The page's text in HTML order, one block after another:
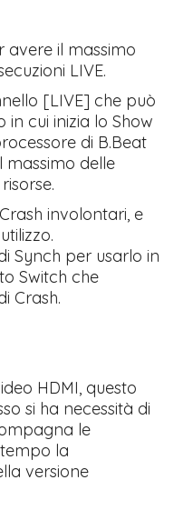
il massimo
LIVE.
[LIVE] che può
in cui inizia lo Show
di B.Beat
delle
involontari, e
Synch per usarlo in
Switch che
Crash.​
HDMI, questo
si ha necessità di
le
la
versione